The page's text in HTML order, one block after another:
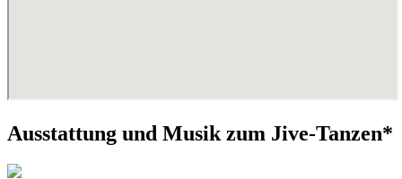
Ausstattung und Musik zum Jive-Tanzen*